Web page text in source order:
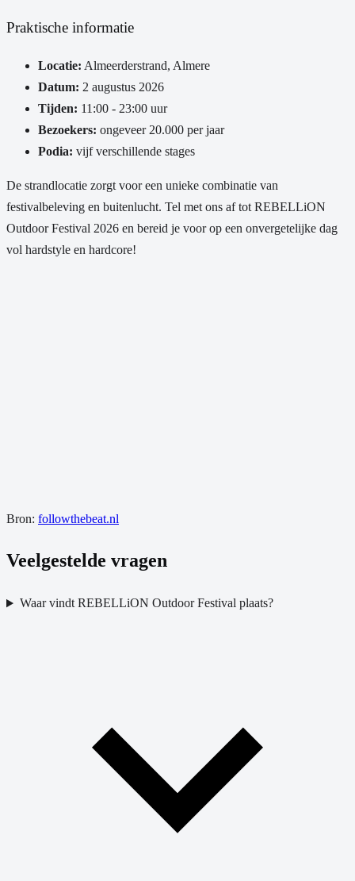
Praktische informatie
Locatie: Almeerderstrand, Almere
Datum: 2 augustus 2026
Tijden: 11:00 - 23:00 uur
Bezoekers: ongeveer 20.000 per jaar
Podia: vijf verschillende stages
De strandlocatie zorgt voor een unieke combinatie van
festivalbeleving en buitenlucht. Tel met ons af tot REBELLiON
Outdoor Festival 2026 en bereid je voor op een onvergetelijke dag
vol hardstyle en hardcore!
Bron: followthebeat.nl
Veelgestelde vragen
Waar vindt REBELLiON Outdoor Festival plaats?